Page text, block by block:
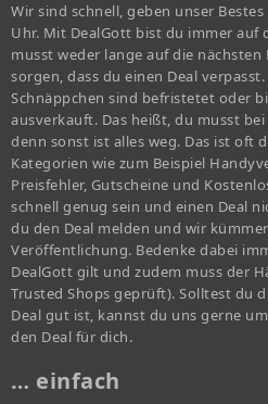
Wir sind schnell, geben unser
Uhr. Mit DealGott bist du immer auf
musst weder lange auf die nächsten
sorgen, dass du einen Deal
Schnäppchen sind befristetet oder
ausverkauft. Das heißt, du musst
denn sonst ist alles weg. Das ist oft
Kategorien wie zum Beispiel
Preisfehler, Gutscheine und
schnell genug sein und einen Deal
du den Deal melden und wir
Veröffentlichung. Bedenke dabei
DealGott gilt und zudem muss der
Trusted Shops geprüft). Solltest du
Deal gut ist, kannst du uns gerne
den Deal für dich.
… einfach